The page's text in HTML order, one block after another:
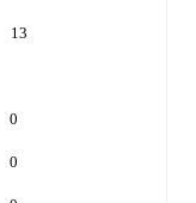
13
0
0